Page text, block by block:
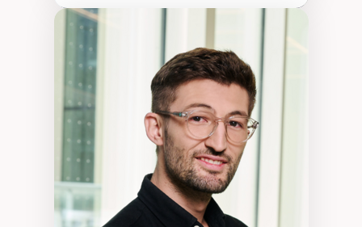
Expertises
Acceptabilité, acceptation et adoption des
technologies
Technologies d'apprentissage innovantes
Insertion professionnelle du nouveau
personnel enseignant
Construction identitaire en milieu
minoritaire francophone
Technologies éducatives pour la formation
continue